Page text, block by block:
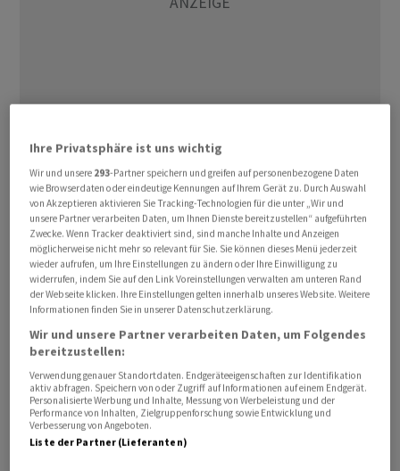
jb/
(AWP)
Ihre Privatsphäre ist uns wichtig
Wir und unsere 293-Partner speichern und greifen auf personenbezogene Daten
wie Browserdaten oder eindeutige Kennungen auf Ihrem Gerät zu. Durch Auswahl
von Akzeptieren aktivieren Sie Tracking-Technologien für die unter „Wir und
unsere Partner verarbeiten Daten, um Ihnen Dienste bereitzustellen“ aufgeführten
Zwecke. Wenn Tracker deaktiviert sind, sind manche Inhalte und Anzeigen
möglicherweise nicht mehr so relevant für Sie. Sie können dieses Menü jederzeit
wieder aufrufen, um Ihre Einstellungen zu ändern oder Ihre Einwilligung zu
widerrufen, indem Sie auf den Link Voreinstellungen verwalten am unteren Rand
der Webseite klicken. Ihre Einstellungen gelten innerhalb unseres Website. Weitere
Informationen finden Sie in unserer Datenschutzerklärung.
Wir und unsere Partner verarbeiten Daten, um Folgendes
bereitzustellen:
Verwendung genauer Standortdaten. Endgeräteeigenschaften zur Identifikation
aktiv abfragen. Speichern von oder Zugriff auf Informationen auf einem Endgerät.
Personalisierte Werbung und Inhalte, Messung von Werbeleistung und der
Performance von Inhalten, Zielgruppenforschung sowie Entwicklung und
Verbesserung von Angeboten.
Liste der Partner (Lieferanten)